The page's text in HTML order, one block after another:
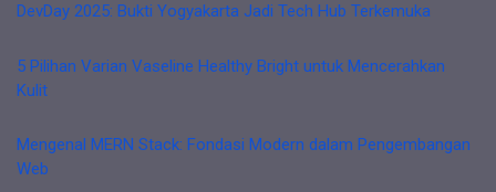
DevDay 2025: Bukti Yogyakarta Jadi Tech Hub Terkemuka
5 Pilihan Varian Vaseline Healthy Bright untuk Mencerahkan
Kulit
Mengenal MERN Stack: Fondasi Modern dalam Pengembangan
Web